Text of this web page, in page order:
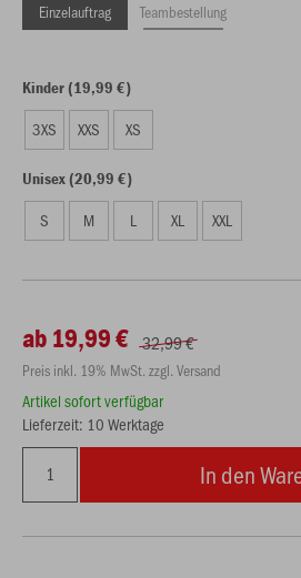
Einzelauftrag Teambestellung
Kinder (19,99 €)
3XS XXS XS
Unisex (20,99 €)
S M L XL XXL
ab 19,99 € 32,99 €
Preis inkl. 19% MwSt. zzgl. Versand
Artikel sofort verfügbar
Lieferzeit: 10 Werktage
In den